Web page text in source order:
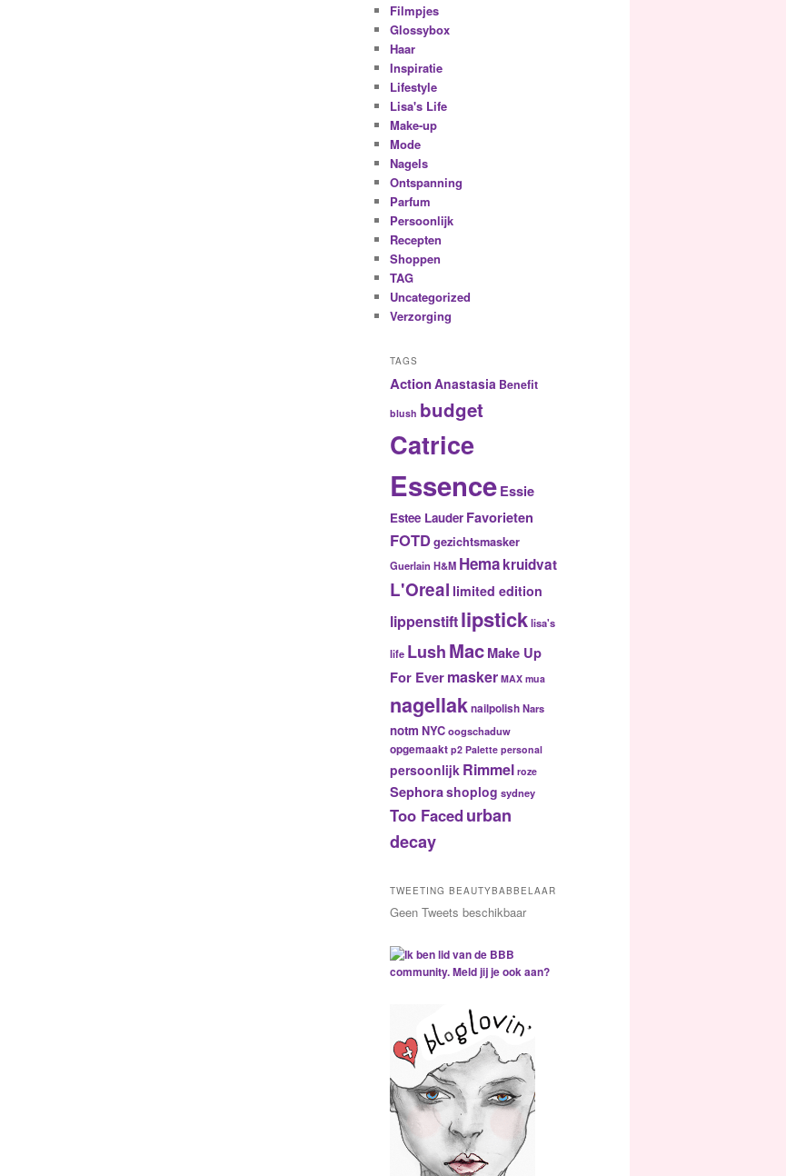
Filmpjes
Glossybox
Haar
Inspiratie
Lifestyle
Lisa's Life
Make-up
Mode
Nagels
Ontspanning
Parfum
Persoonlijk
Recepten
Shoppen
TAG
Uncategorized
Verzorging
TAGS
ActionAnastasia Benefit
blush budget
Catrice
EssenceEssie
Estee Lauder Favorieten
FOTDgezichtsmasker
Guerlain H&M Hemakruidvat
L'Oreal limited edition
lippenstiftlipsticklisa's
life LushMacMake Up
For Evermasker MAX mua
nagellaknailpolishNars
notm NYCoogschaduw
opgemaakt p2 Palette personal
persoonlijk Rimmel roze
Sephorashoplog sydney
Too Faced urban
decay
TWEETING BEAUTYBABBELAAR
Geen Tweets beschikbaar